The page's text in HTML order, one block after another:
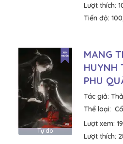
Lượt thích:
Tiến độ:
Tự do
MANG
HUYNH
PHU
Tác giả:
Thể loại:
Lượt xem:
Lượt thích: